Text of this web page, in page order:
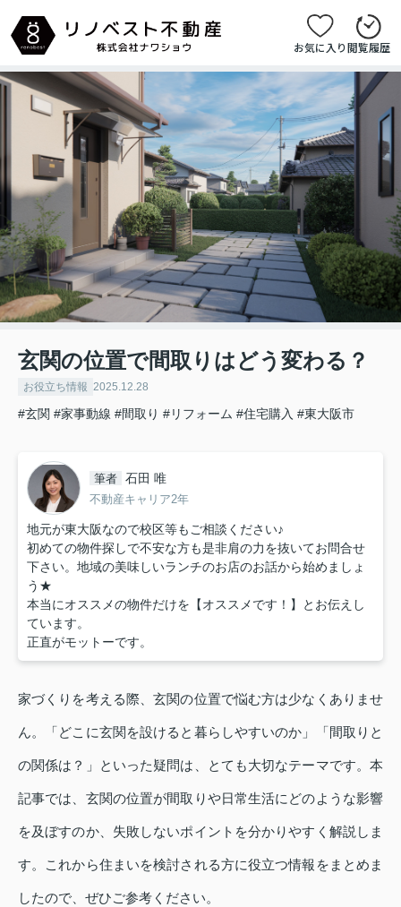
お気に入り閲覧履歴
玄関の位置で間取りはどう変わる？
お役立ち情報 2025.12.28
#玄関 #家事動線 #間取り #リフォーム #住宅購入 #東大阪市
筆者 石田 唯
不動産キャリア2年
地元が東大阪なので校区等もご相談ください♪
初めての物件探しで不安な方も是非肩の力を抜いてお問合せ
下さい。地域の美味しいランチのお店のお話から始めましょ
う★
本当にオススメの物件だけを【オススメです！】とお伝えし
ています。
正直がモットーです。
家づくりを考える際、玄関の位置で悩む方は少なくありませ
ん。「どこに玄関を設けると暮らしやすいのか」「間取りと
の関係は？」といった疑問は、とても大切なテーマです。本
記事では、玄関の位置が間取りや日常生活にどのような影響
を及ぼすのか、失敗しないポイントを分かりやすく解説しま
す。これから住まいを検討される方に役立つ情報をまとめま
したので、ぜひご参考ください。